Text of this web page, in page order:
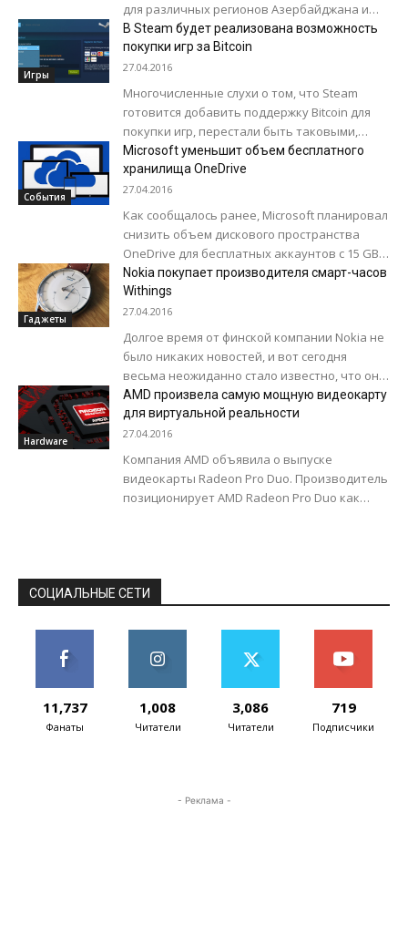
для различных регионов Азербайджана и
предоставляющий возможность абонентам
говорить в регионах проживания по цене
всего...
Игры
В Steam будет реализована возможность
покупки игр за Bitcoin
27.04.2016
Многочисленные слухи о том, что Steam
готовится добавить поддержку Bitcoin для
покупки игр, перестали быть таковыми,
поскольку пользователи со всего мира
начали замечать у...
События
Microsoft уменьшит объем бесплатного
хранилища OneDrive
27.04.2016
Как сообщалось ранее, Microsoft планировал
снизить объем дискового пространства
OneDrive для бесплатных аккаунтов с 15 GB
до 5 GB. Теперь стала известна точная
дата...
Гаджеты
Nokia покупает производителя смарт-часов
Withings
27.04.2016
Долгое время от финской компании Nokia не
было никаких новостей, и вот сегодня
весьма неожиданно стало известно, что она
приобретает известного производителя
смарт-часов Withings...
Hardware
AMD произвела самую мощную видеокарту
для виртуальной реальности
27.04.2016
Компания AMD объявила о выпуске
видеокарты Radeon Pro Duo. Производитель
позиционирует AMD Radeon Pro Duo как
СОЦИАЛЬНЫЕ СЕТИ
11,737
Фанаты
1,008
Читатели
3,086
Читатели
719
Подписчики
- Реклама -